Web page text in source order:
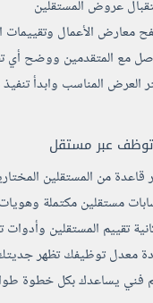
عروض المستقلين
معارض الأعمال وتقييمات
مع المتقدمين ووضح أي
العرض المناسب وابدأ
توظف عبر مستقل
قاعدة من المستقلين
مستقلين مكتملة
تقييم المستقلين
معدل توظيفك تظهر
فني يساعدك بكل خطوة